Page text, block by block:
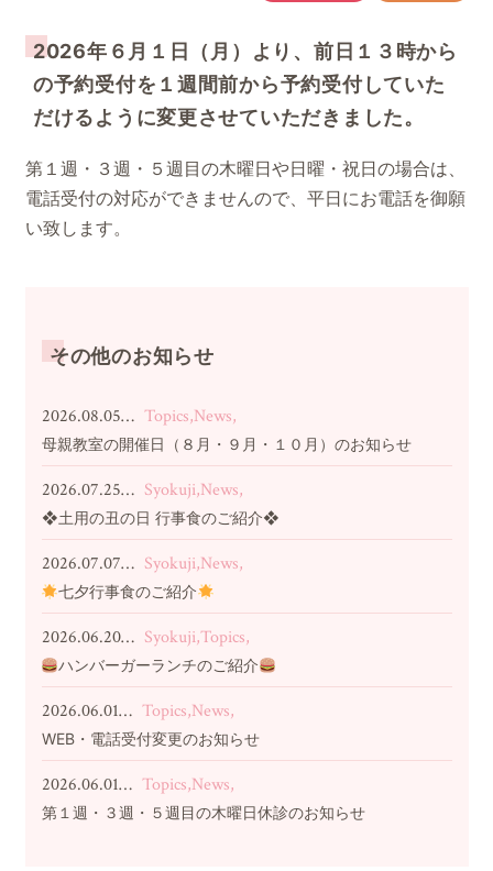
2026年６月１日（月）より、前日１３時から
の予約受付を１週間前から予約受付していた
だけるように変更させていただきました。
第１週・３週・５週目の木曜日や日曜・祝日の場合は、
電話受付の対応ができませんので、平日にお電話を御願
い致します。
その他のお知らせ
2026.08.05… Topics,News,
母親教室の開催日（８月・９月・１０月）のお知らせ
2026.07.25… Syokuji,News,
❖土用の丑の日 行事食のご紹介❖
2026.07.07… Syokuji,News,
七夕行事食のご紹介
2026.06.20… Syokuji,Topics,
ハンバーガーランチのご紹介
2026.06.01… Topics,News,
WEB・電話受付変更のお知らせ
2026.06.01… Topics,News,
第１週・３週・５週目の木曜日休診のお知らせ